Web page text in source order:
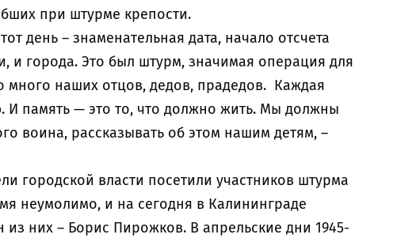
при штурме крепости.
день – знаменательная дата, начало отсчета
и города. Это был штурм, значимая операция для
много наших отцов, дедов, прадедов. Каждая
И память — это то, что должно жить. Мы должны
воина, рассказывать об этом нашим детям, –
городской власти посетили участников штурма
неумолимо, и на сегодня в Калининграде
из них – Борис Пирожков. В апрельские дни 1945-